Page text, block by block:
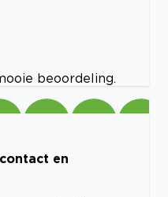
beoordeling.
en